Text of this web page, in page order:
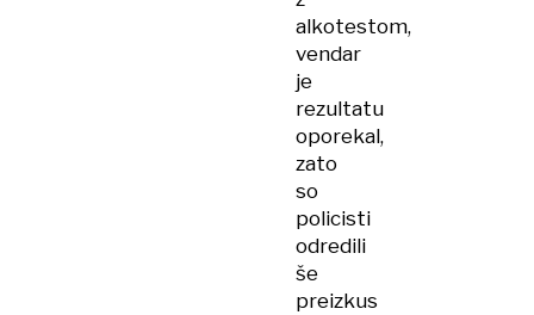
alkotestom,
vendar
je
rezultatu
oporekal,
zato
so
policisti
odredili
še
preizkus